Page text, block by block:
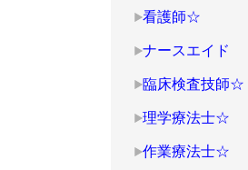
看護師☆
ナースエイド
臨床検査技師☆
理学療法士☆
作業療法士☆